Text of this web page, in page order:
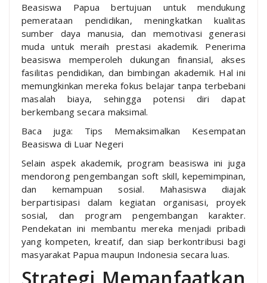
Beasiswa Papua bertujuan untuk mendukung
pemerataan pendidikan, meningkatkan kualitas
sumber daya manusia, dan memotivasi generasi
muda untuk meraih prestasi akademik. Penerima
beasiswa memperoleh dukungan finansial, akses
fasilitas pendidikan, dan bimbingan akademik. Hal ini
memungkinkan mereka fokus belajar tanpa terbebani
masalah biaya, sehingga potensi diri dapat
berkembang secara maksimal.
Baca juga: Tips Memaksimalkan Kesempatan
Beasiswa di Luar Negeri
Selain aspek akademik, program beasiswa ini juga
mendorong pengembangan soft skill, kepemimpinan,
dan kemampuan sosial. Mahasiswa diajak
berpartisipasi dalam kegiatan organisasi, proyek
sosial, dan program pengembangan karakter.
Pendekatan ini membantu mereka menjadi pribadi
yang kompeten, kreatif, dan siap berkontribusi bagi
masyarakat Papua maupun Indonesia secara luas.
Strategi Memanfaatkan